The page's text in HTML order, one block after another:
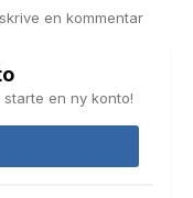
en kommentar
en ny konto!